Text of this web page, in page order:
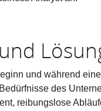
und während
des
reibungslose